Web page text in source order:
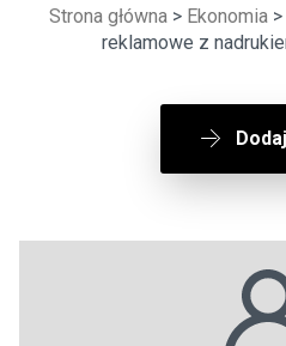
Strona główna > Ekonomia >
reklamowe z